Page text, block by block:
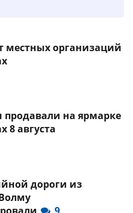
местных организаций
продавали на ярмарке
8 августа
дороги из